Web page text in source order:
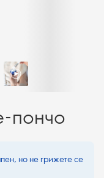
пончо
но не грижете се